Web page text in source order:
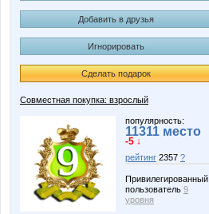
Добавить в друзья
Игнорировать
Сделать подарок
Совместная покупка: взрослый
популярность:
11311 место
-5 ↓
рейтинг 2357 ?
Привилегированный
пользователь 9
уровня